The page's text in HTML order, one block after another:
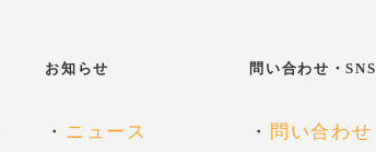
お知らせ
・ ニュース
問い合わせ・SNS
・ 問い合わせ